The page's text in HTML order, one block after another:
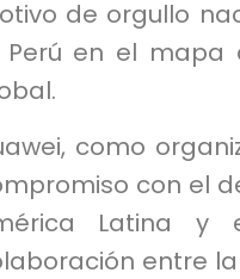
de orgullo
en el mapa
como
con el
Latina y
entre